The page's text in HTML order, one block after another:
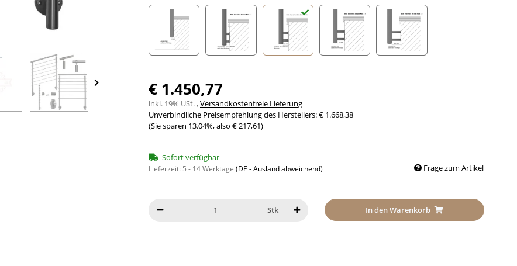
€ 1.450,77
inkl. 19% USt. ,Versandkostenfreie Lieferung
Unverbindliche Preisempfehlung des Herstellers:€ 1.668,38
(Sie sparen 13.04%, also € 217,61)
Sofort verfügbar
Lieferzeit: 5 - 14 Werktage (DE - Ausland abweichend) Frage zum Artikel
Stk In den Warenkorb